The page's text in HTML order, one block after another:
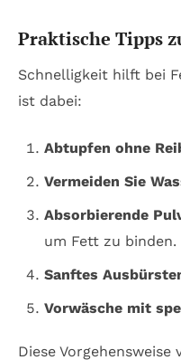
Praktische Tipps
Schnelligkeit hilft bei
ist dabei:
Abtupfen ohne
Vermeiden Sie
Absorbierende
um Fett zu binden.
Sanftes
Vorwäsche mit
Diese